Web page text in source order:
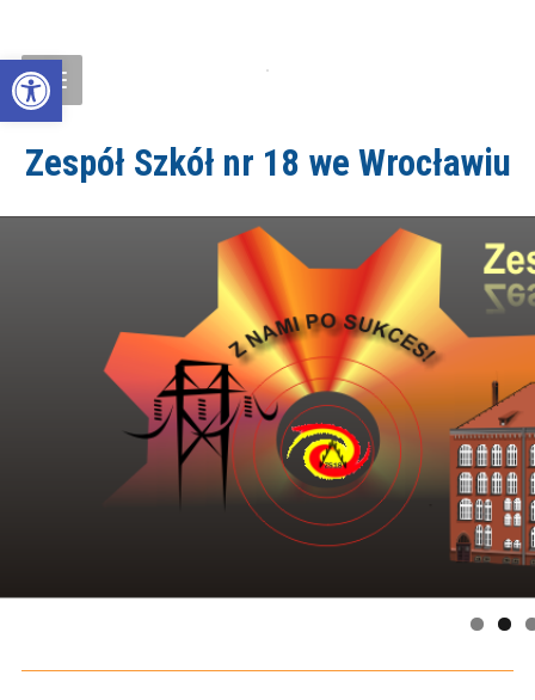
Open toolbar
Zespół Szkół nr 18 we Wrocławiu